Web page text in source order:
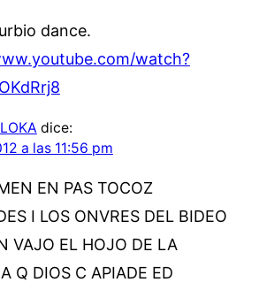
dance.
watch?
dice:
a las 11:56 pm
EN PAS TOCOZ
I LOS ONVRES DEL BIDEO
VAJO EL HOJO DE LA
Q DIOS C APIADE ED